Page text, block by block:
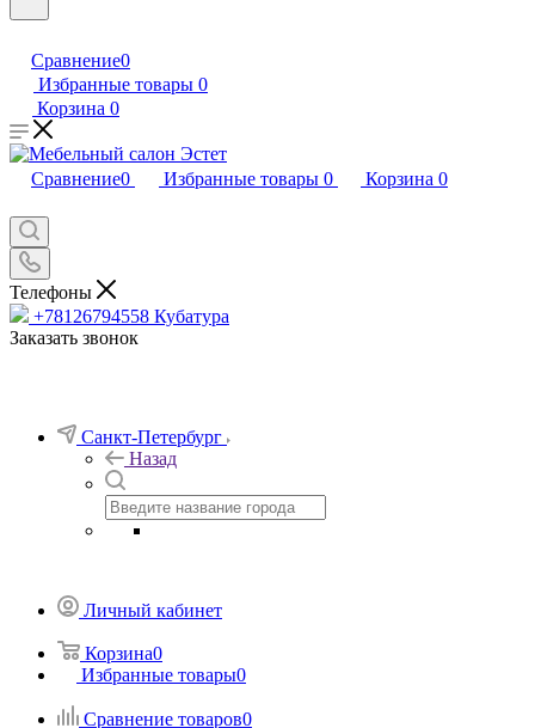
Сравнение0
Избранные товары 0
Корзина 0
Сравнение0 Избранные товары 0 Корзина 0
Телефоны
+78126794558 Кубатура
Заказать звонок
Санкт-Петербург
Назад
Личный кабинет
Корзина0
Избранные товары0
Сравнение товаров0